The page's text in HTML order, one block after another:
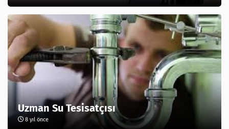
Uzman Su Tesisatçısı
8 yıl önce